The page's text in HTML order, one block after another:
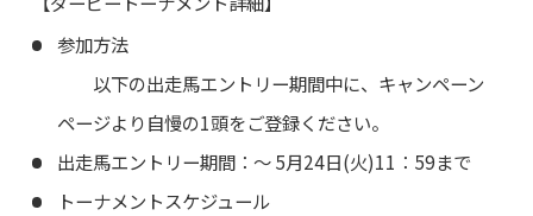
参加方法
以下の出走馬エントリー期間中に、キャンペーン
ページより自慢の1頭をご登録ください。
出走馬エントリー期間：～ 5月24日(火)11：59まで
トーナメントスケジュール